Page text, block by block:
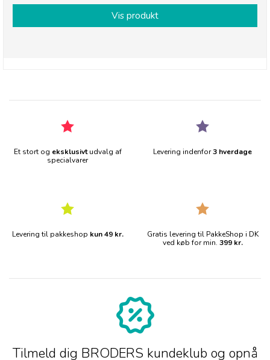
Vis produkt
Et stort og eksklusivtudvalg af
specialvarer
Levering indenfor3 hverdage
Levering til pakkeshop kun 49 kr.
Gratis levering til PakkeShop i DK
ved køb for min. 399 kr.
Tilmeld dig BRODERS kundeklub og opnå